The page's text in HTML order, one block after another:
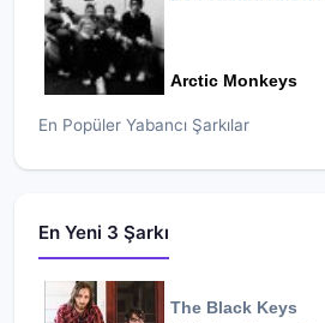
Arctic Monkeys
En Popüler Yabancı Şarkılar
En Yeni 3 Şarkı
The Black Keys